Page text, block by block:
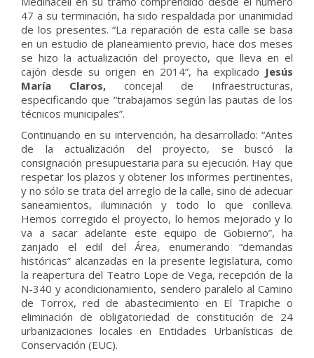
47 a su terminación, ha sido respaldada por unanimidad
de los presentes. “La reparación de esta calle se basa
en un estudio de planeamiento previo, hace dos meses
se hizo la actualización del proyecto, que lleva en el
cajón desde su origen en 2014”, ha explicado Jesús
María Claros, concejal de Infraestructuras,
especificando que “trabajamos según las pautas de los
técnicos municipales”.
Continuando en su intervención, ha desarrollado: “Antes
de la actualización del proyecto, se buscó la
consignación presupuestaria para su ejecución. Hay que
respetar los plazos y obtener los informes pertinentes,
y no sólo se trata del arreglo de la calle, sino de adecuar
saneamientos, iluminación y todo lo que conlleva.
Hemos corregido el proyecto, lo hemos mejorado y lo
va a sacar adelante este equipo de Gobierno”, ha
zanjado el edil del Área, enumerando “demandas
históricas” alcanzadas en la presente legislatura, como
la reapertura del Teatro Lope de Vega, recepción de la
N-340 y acondicionamiento, sendero paralelo al Camino
de Torrox, red de abastecimiento en El Trapiche o
eliminación de obligatoriedad de constitución de 24
urbanizaciones locales en Entidades Urbanísticas de
Conservación (EUC).